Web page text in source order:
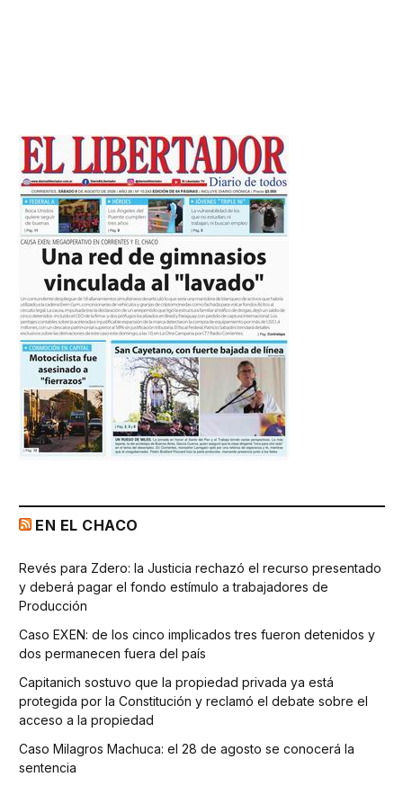
EN EL CHACO
Revés para Zdero: la Justicia rechazó el recurso presentado
y deberá pagar el fondo estímulo a trabajadores de
Producción
Caso EXEN: de los cinco implicados tres fueron detenidos y
dos permanecen fuera del país
Capitanich sostuvo que la propiedad privada ya está
protegida por la Constitución y reclamó el debate sobre el
acceso a la propiedad
Caso Milagros Machuca: el 28 de agosto se conocerá la
sentencia